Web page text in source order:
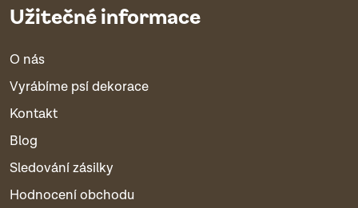
Užitečné informace
O nás
Vyrábíme psí dekorace
Kontakt
Blog
Sledování zásilky
Hodnocení obchodu